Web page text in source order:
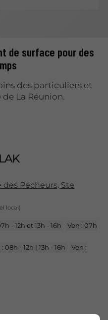
des Pecheurs, Ste
- 12h et 13h - 16h
Ven : 07h
08h - 12h | 13h - 16h
Ven :
de surface pour des
des particuliers et
de La Réunion.